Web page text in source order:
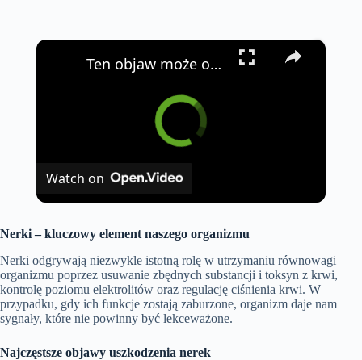
×
Ten objaw może oznaczać raka płuc albo refluks!
Watch on
Nerki – kluczowy element naszego organizmu
Nerki odgrywają niezwykle istotną rolę w utrzymaniu równowagi
organizmu poprzez usuwanie zbędnych substancji i toksyn z krwi,
kontrolę poziomu elektrolitów oraz regulację ciśnienia krwi. W
przypadku, gdy ich funkcje zostają zaburzone, organizm daje nam
sygnały, które nie powinny być lekceważone.
Najczęstsze objawy uszkodzenia nerek